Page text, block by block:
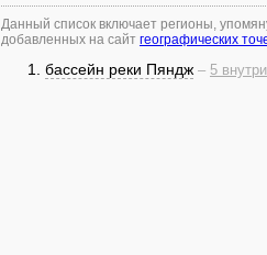
Данный список включает регионы,
добавленных на сайт географических
бассейн реки Пяндж – 5 внутри